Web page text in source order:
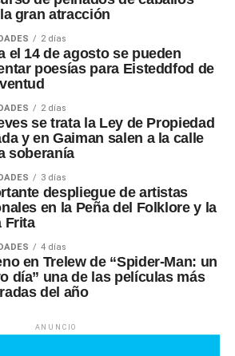
gran atracción
2 días
el 14 de agosto se pueden
poesías para Eisteddfod de
2 días
se trata la Ley de Propiedad
y en Gaiman salen a la calle
soberanía
3 días
despliegue de artistas
en la Peña del Folklore y la
Frita
4 días
en Trelew de “Spider-Man: un
día” una de las películas más
del año
ANUNCIO